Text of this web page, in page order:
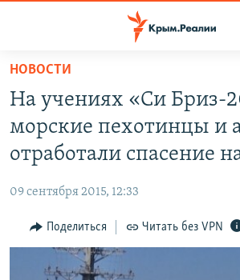
Вернуться
основному
содержанию
Вернутся
главной
навигации
Вернутся
СПЕЦПРОЕКТЫ
ГРУЗ 200
11 ЛЕТ ОККУПАЦИИ КРЫМА. 11 ИСТОРИЙ
ВОДА
ЕЩЕ
ИНТЕРАКТИВ
ИНФОГРАФИКА
РАДІО СВОБОДА
КАК ОБОЙТИ БЛОКИРОВКУ
НОВОСТИ
На учениях «Си Бриз-
морские пехотинцы и
отработали спасение
09 сентября 2015, 12:33
Поделиться Читать без VPN